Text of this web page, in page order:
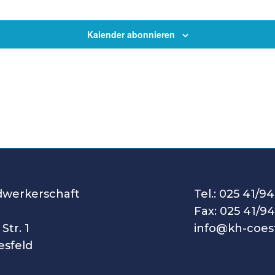
Kalender abonnieren
1
Tel.: 025 41/
Fax: 025 41/
info@kh-